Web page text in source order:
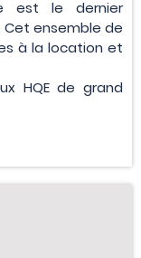
est le dernier
ensemble de
à la location et
HQE de grand